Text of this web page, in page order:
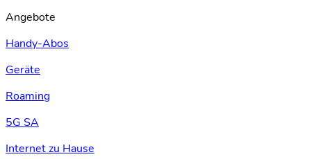
Angebote
Handy-Abos
Geräte
Roaming
5G SA
Internet zu Hause